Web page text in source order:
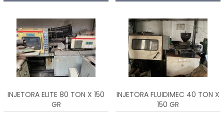
INJETORA ELITE 80 TON X 150
GR
INJETORA FLUIDIMEC 40 TON X
150 GR